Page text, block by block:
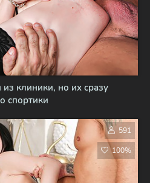
клиники, но их сразу
спортики
591
100%